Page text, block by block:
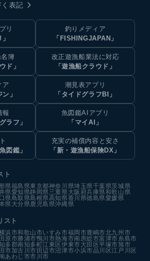
表記
リ
釣りメディア
「FISHINGJAPAN」
簿
ド」
改正遊漁船業法に対応
「遊漁船クラウド」
ア
」
潮見表アプリ
「タイドグラフBI」
報
ラフ」
魚図鑑AIアプリ
「マイAI」
図鑑」
充実の補償内容と安さ
「新・遊漁船保険DX」
ト
県福島県東京都神奈川県埼玉県千葉県茨城県
県愛知県静岡県三重県大阪府兵庫県和歌山県
県鳥取県島根県高知県香川県徳島県愛媛県
県大分県鹿児島県沖縄県
スト
浜市和歌山市いすみ市福岡市鹿嶋市北九州市
原市勝浦市鴨川市熱海市南房総市富津市糸島市
多郡南知多町江東区伊東市大田区平塚市旭市
市加古川市 田辺市沼津市小浜市品川区江戸川区
あわじ市市川市